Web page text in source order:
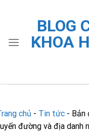
BLOG
KHOA
chủ - Tin tức - Bản
đường và địa danh